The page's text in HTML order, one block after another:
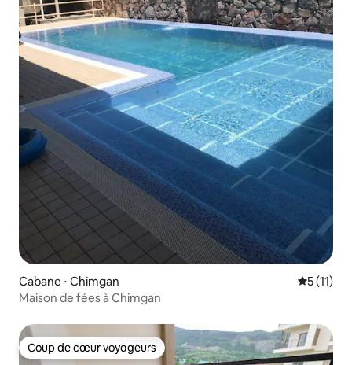
Cabane ⋅ Chimgan
5 (11)
Maison de fées à Chimgan
Coup de cœur voyageurs
Coup de cœur voyageurs